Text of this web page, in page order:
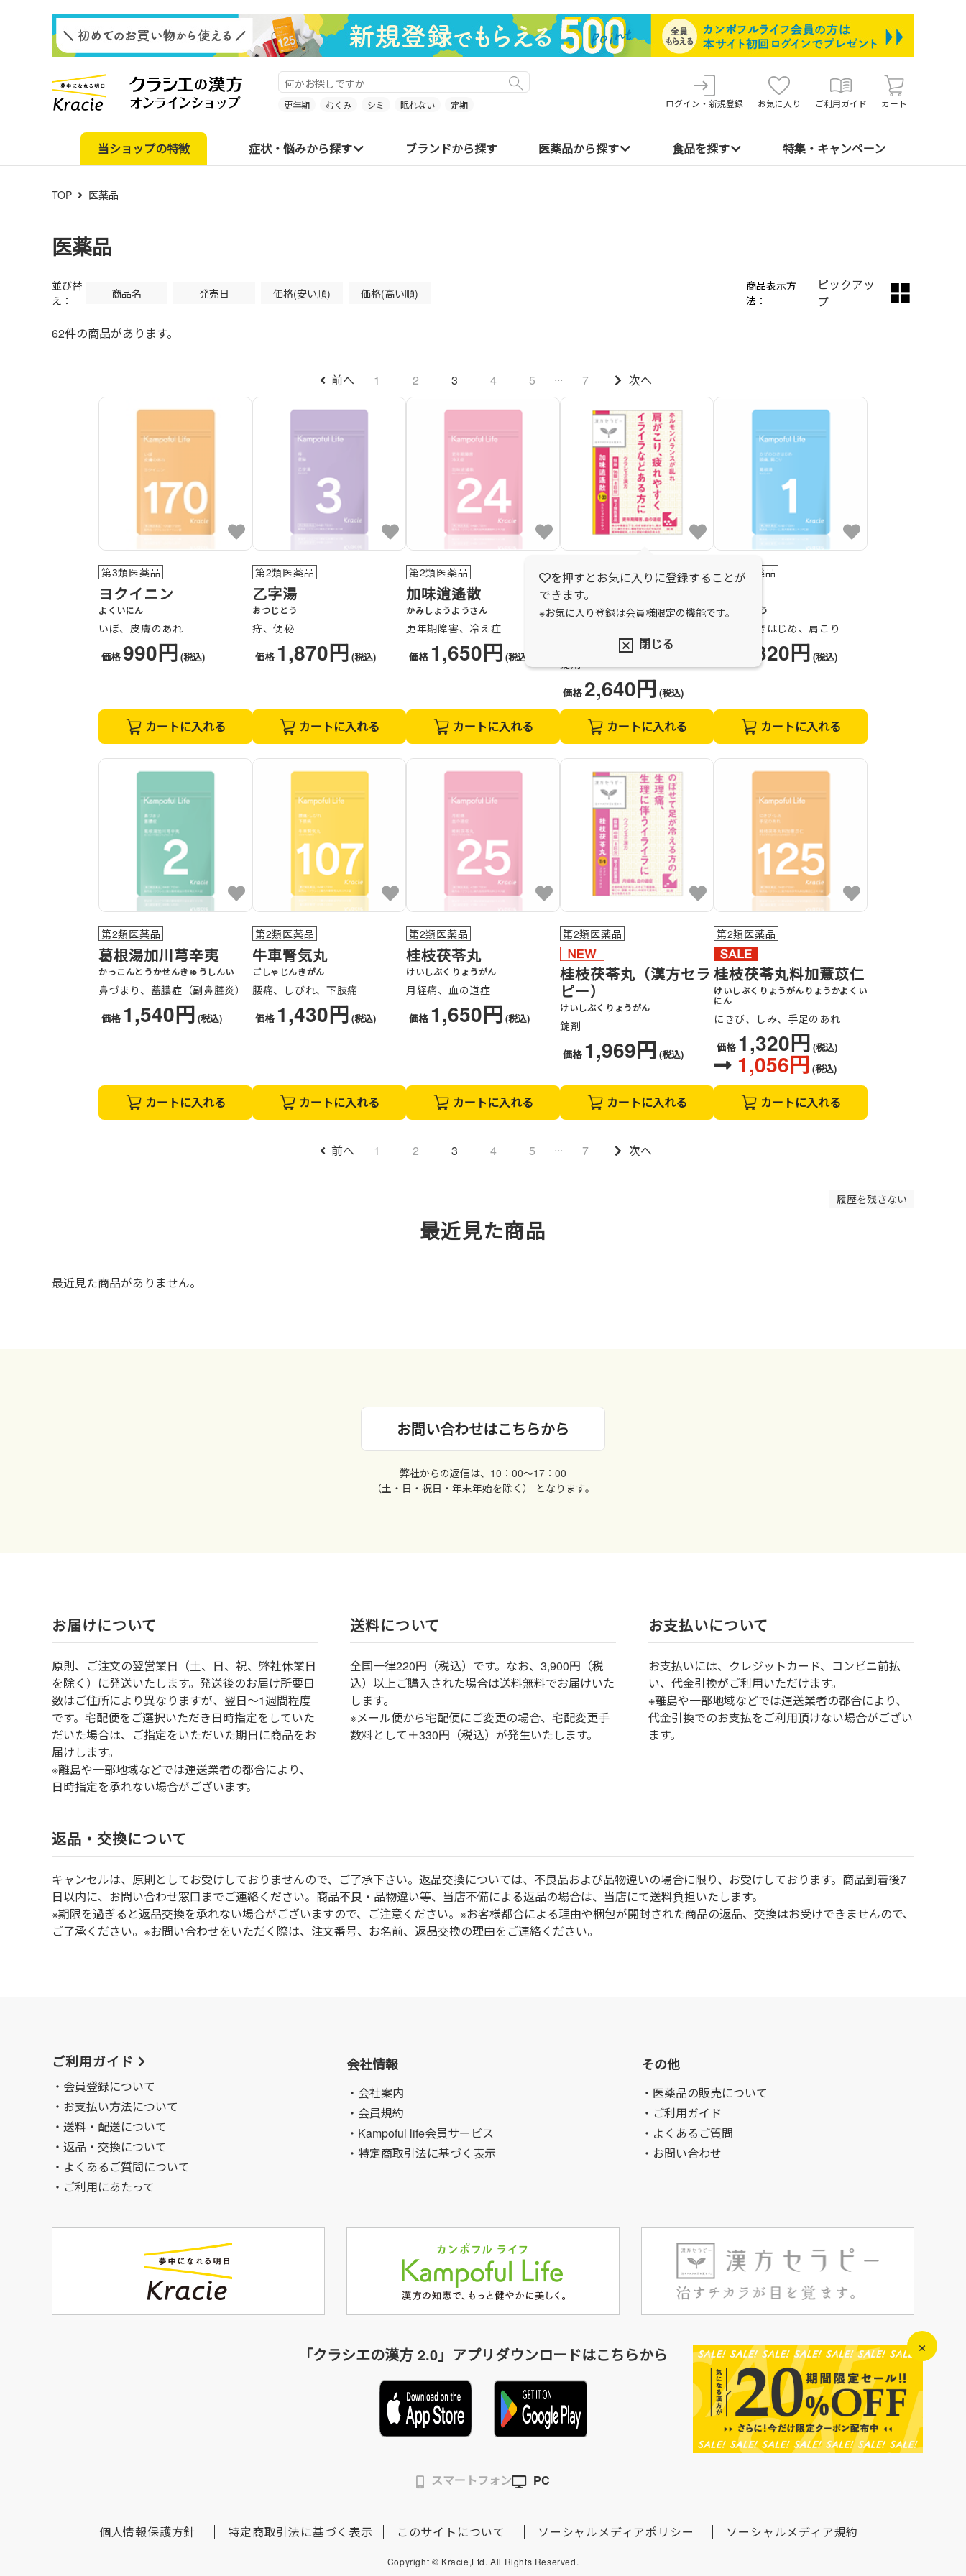
更年期 むくみ シミ 眠れない 定期 ログイン・新規登録 お気に入り ご利用ガイド カート
当ショップの特徴 症状・悩みから探す ブランドから探す 医薬品から探す 食品を探す 特集・キャンペーン
TOP 医薬品
医薬品
並び替
え：
商品名 発売日 価格(安い順) 価格(高い順)
商品表示方
法：
ピックアッ
プ
62件の商品があります。
前へ 1 2 3 4 5 ... 7 次へ
を押すとお気に入りに登録することが
できます。
※お気に入り登録は会員様限定の機能です。
閉じる
ヨクイニン
よくいにん
第3類医薬品
いぼ、皮膚のあれ
価格 990円 (税込)
カートに入れる
乙字湯
おつじとう
第2類医薬品
痔、便秘
価格 1,870円 (税込)
カートに入れる
加味逍遙散
かみしょうようさん
第2類医薬品
更年期障害、冷え症
価格 1,650円 (税込)
カートに入れる
加味逍遙散（漢方セラ
かみしょうようさん
第2類医薬品
錠剤
価格 2,640円 (税込)
カートに入れる
かっこんとう
第2類医薬品
かぜのひきはじめ、肩こり
1,320円 (税込)
カートに入れる
葛根湯加川芎辛夷
かっこんとうかせんきゅうしんい
第2類医薬品
鼻づまり、蓄膿症（副鼻腔炎）
価格 1,540円 (税込)
カートに入れる
牛車腎気丸
ごしゃじんきがん
第2類医薬品
腰痛、しびれ、下肢痛
価格 1,430円 (税込)
カートに入れる
桂枝茯苓丸
けいしぶくりょうがん
第2類医薬品
月経痛、血の道症
価格 1,650円 (税込)
カートに入れる
桂枝茯苓丸（漢方セラ
ピー）
けいしぶくりょうがん
第2類医薬品
錠剤
価格 1,969円 (税込)
カートに入れる
桂枝茯苓丸料加薏苡仁
けいしぶくりょうがんりょうかよくい
にん
第2類医薬品
にきび、しみ、手足のあれ
価格 1,320円 (税込)
1,056円 (税込)
カートに入れる
前へ 1 2 3 4 5 ... 7 次へ
履歴を残さない
最近見た商品
最近見た商品がありません。
お問い合わせはこちらから
弊社からの返信は、10：00〜17：00
（土・日・祝日・年末年始を除く） となります。
お届けについて
原則、ご注文の翌営業日（土、日、祝、弊社休業日
を除く）に発送いたします。発送後のお届け所要日
数はご住所により異なりますが、翌日～1週間程度
です。宅配便をご選択いただき日時指定をしていた
だいた場合は、ご指定をいただいた期日に商品をお
届けします。
※離島や一部地域などでは運送業者の都合により、
日時指定を承れない場合がございます。
送料について
全国一律220円（税込）です。なお、3,900円（税
込）以上ご購入された場合は送料無料でお届けいた
します。
※メール便から宅配便にご変更の場合、宅配変更手
数料として＋330円（税込）が発生いたします。
お⽀払いについて
お⽀払いには、クレジットカード、コンビニ前払
い、代金引換がご利用いただけます。
※離島や一部地域などでは運送業者の都合により、
代金引換でのお支払をご利用頂けない場合がござい
ます。
返品・交換について
キャンセルは、原則としてお受けしておりませんので、ご了承下さい。返品交換については、不良品および品物違いの場合に限り、お受けしております。商品到着後7
⽇以内に、お問い合わせ窓⼝までご連絡ください。商品不良・品物違い等、当店不備による返品の場合は、当店にて送料負担いたします。
※期限を過ぎると返品交換を承れない場合がございますので、ご注意ください。※お客様都合による理由や梱包が開封された商品の返品、交換はお受けできませんので、
ご了承ください。※お問い合わせをいただく際は、注文番号、お名前、返品交換の理由をご連絡ください。
ご利用ガイド
会員登録について
お支払い方法について
送料・配送について
返品・交換について
よくあるご質問について
ご利用にあたって
会社情報
・会社案内
・会員規約
・Kampoful life会員サービス
・特定商取引法に基づく表示
その他
・医薬品の販売について
・ご利用ガイド
・よくあるご質問
・お問い合わせ
「クラシエの漢方 2.0」アプリダウンロードはこちらから
スマートフォン PC
個人情報保護方針 特定商取引法に基づく表示 このサイトについて ソーシャルメディアポリシー ソーシャルメディア規約
Copyright © Kracie,Ltd. All Rights Reserved.
×